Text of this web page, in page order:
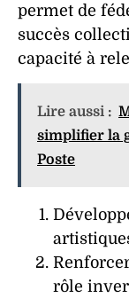
permet de
succès
capacité à
Lire aussi :
simplifier la
Poste
rôle